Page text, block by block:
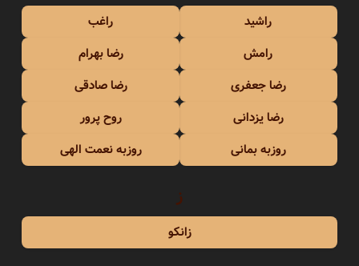
راشید
راغب
رامش
رضا بهرام
رضا جعفری
رضا صادقی
رضا یزدانی
روح پرور
روزبه بمانی
روزبه نعمت الهی
ز
زانکو